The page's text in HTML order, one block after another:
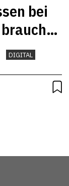
bei
DIGITAL